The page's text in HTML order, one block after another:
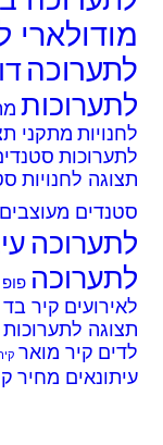
מתקני
מתקני תצוגה
סטנדים
לחנויות
מעוצבים
פופ אפ בד
קיר בד קיר
לתערוכות
קיר מואר קיר
מחיר קיר